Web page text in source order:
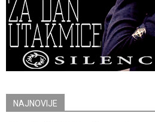
NAJNOVIJE